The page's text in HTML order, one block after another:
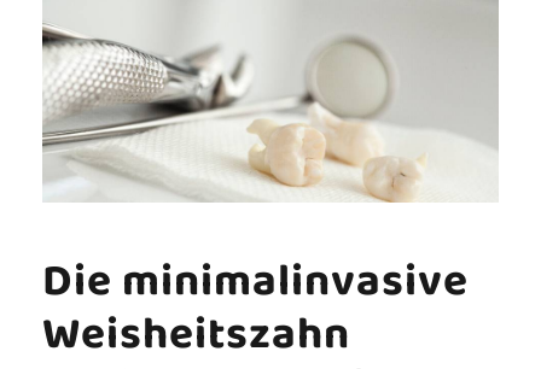
Die minimalinvasive
Weisheitszahn